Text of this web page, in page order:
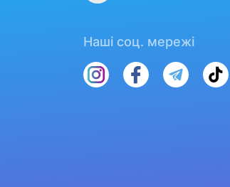
Наші соц. мережі